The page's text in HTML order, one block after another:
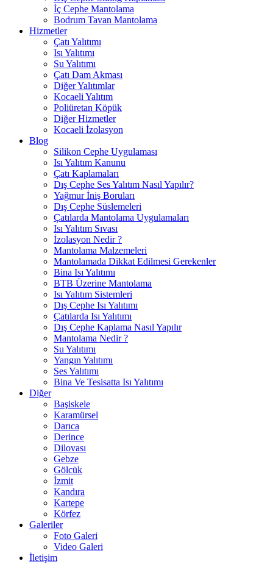
İç Cephe Mantolama
Bodrum Tavan Mantolama
Hizmetler
Çatı Yalıtımı
Isı Yalıtımı
Su Yalıtımı
Çatı Dam Akması
Diğer Yalıtımlar
Kocaeli Yalıtım
Poliüretan Köpük
Diğer Hizmetler
Kocaeli İzolasyon
Blog
Silikon Cephe Uygulaması
Isı Yalıtım Kanunu
Çatı Kaplamaları
Dış Cephe Ses Yalıtım Nasıl Yapılır?
Yağmur İniş Boruları
Dış Cephe Süslemeleri
Çatılarda Mantolama Uygulamaları
Isı Yalıtım Sıvası
İzolasyon Nedir ?
Mantolama Malzemeleri
Mantolamada Dikkat Edilmesi Gerekenler
Bina Isı Yalıtımı
BTB Üzerine Mantolama
Isı Yalıtım Sistemleri
Dış Cephe Isı Yalıtımı
Çatılarda Isı Yalıtımı
Dış Cephe Kaplama Nasıl Yapılır
Mantolama Nedir ?
Su Yalıtımı
Yangın Yalıtımı
Ses Yalıtımı
Bina Ve Tesisatta Isı Yalıtımı
Diğer
Başiskele
Karamürsel
Darıca
Derince
Dilovası
Gebze
Gölcük
İzmit
Kandıra
Kartepe
Körfez
Galeriler
Foto Galeri
Video Galeri
İletişim